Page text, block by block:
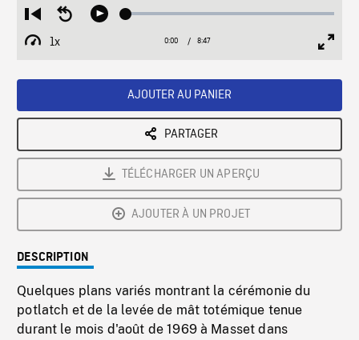
Restart
from
beginning
Seek
Play Loaded:
1x
Playback
Current
0:00 / Duration
8:47
AJOUTER AU PANIER
PARTAGER
TÉLÉCHARGER UN APERÇU
AJOUTER À UN PROJET
DESCRIPTION
Quelques plans variés montrant la cérémonie du
potlatch et de la levée de mât totémique tenue
durant le mois d'août de 1969 à Masset dans